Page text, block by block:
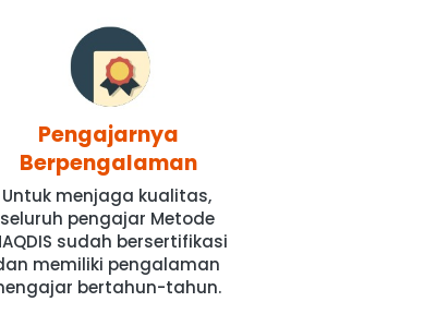
Pengajarnya
Berpengalaman
Untuk menjaga kualitas,
seluruh pengajar Metode
sudah bersertifikasi
memiliki pengalaman
bertahun-tahun.